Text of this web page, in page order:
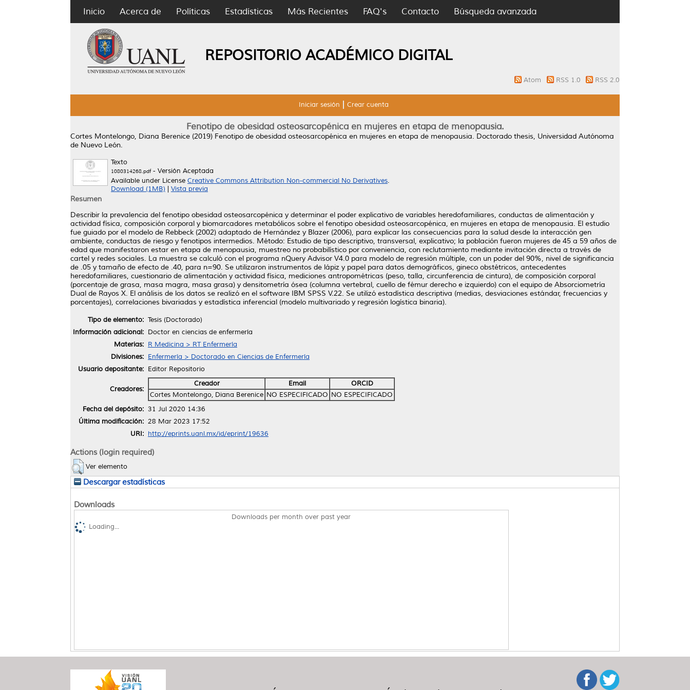
Inicio Acerca de Políticas Estadísticas Más Recientes FAQ's Contacto Búsqueda avanzada
REPOSITORIO ACADÉMICO DIGITAL
Atom RSS 1.0 RSS 2.0
Iniciar sesión Crear cuenta
Fenotipo de obesidad osteosarcopénica en mujeres en etapa de menopausia.
Cortes Montelongo, Diana Berenice (2019) Fenotipo de obesidad osteosarcopénica en mujeres en etapa de menopausia. Doctorado thesis, Universidad Autónoma
de Nuevo León.
Texto
1080314268.pdf- Versión Aceptada
Available under License Creative Commons Attribution Non-commercial No Derivatives.
Download (1MB)
Vista previa
Resumen
Describir la prevalencia del fenotipo obesidad osteosarcopénica y determinar el poder explicativo de variables heredofamiliares, conductas de alimentación y
actividad física, composición corporal y biomarcadores metabólicos sobre el fenotipo obesidad osteosarcopénica, en mujeres en etapa de menopausia. El estudio
fue guiado por el modelo de Rebbeck (2002) adaptado de Hernández y Blazer (2006), para explicar las consecuencias para la salud desde la interacción gen
ambiente, conductas de riesgo y fenotipos intermedios. Método: Estudio de tipo descriptivo, transversal, explicativo; la población fueron mujeres de 45 a 59 años de
edad que manifestaron estar en etapa de menopausia, muestreo no probabilístico por conveniencia, con reclutamiento mediante invitación directa a través de
cartel y redes sociales. La muestra se calculó con el programa nQuery Advisor V4.0 para modelo de regresión múltiple, con un poder del 90%, nivel de significancia
de .05 y tamaño de efecto de .40, para n=90. Se utilizaron instrumentos de lápiz y papel para datos demográficos, gineco obstétricos, antecedentes
heredofamiliares, cuestionario de alimentación y actividad física, mediciones antropométricas (peso, talla, circunferencia de cintura), de composición corporal
(porcentaje de grasa, masa magra, masa grasa) y densitometría ósea (columna vertebral, cuello de fémur derecho e izquierdo) con el equipo de Absorciometría
Dual de Rayos X. El análisis de los datos se realizó en el software IBM SPSS V.22. Se utilizó estadística descriptiva (medias, desviaciones estándar, frecuencias y
porcentajes), correlaciones bivariadas y estadística inferencial (modelo multivariado y regresión logística binaria).
Tipo de elemento: Tesis (Doctorado)
Información adicional: Doctor en ciencias de enfermería
Materias: R Medicina > RT Enfermería
Divisiones: Enfermería > Doctorado en Ciencias de Enfermería
Usuario depositante: Editor Repositorio
Creadores:
Creador Email
ORCID
Cortes Montelongo, Diana Berenice NO ESPECIFICADO NO ESPECIFICADO
Fecha del depósito: 31 Jul 2020 14:36
Última modificación: 28 Mar 2023 17:52
URI: http://eprints.uanl.mx/id/eprint/19636
Actions (login required)
Ver elemento
Descargar estadísticas
Downloads
Downloads per month over past year
Loading...